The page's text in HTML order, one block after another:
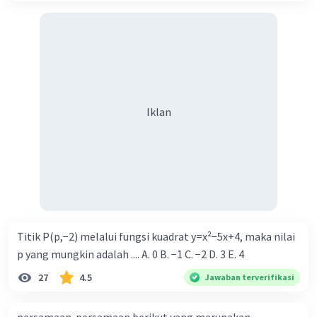
Pada tahun 1975, Wali Kota Surabaya R. Soeparno
Mimin A Level 16
13 November 2023 13:14
Iklan
Titik P(p,−2) melalui fungsi kuadrat y=x²−5x+4, maka nilai
p yang mungkin adalah .... A. 0 B. −1 C. −2 D. 3 E. 4
27 4.5 Jawaban terverifikasi